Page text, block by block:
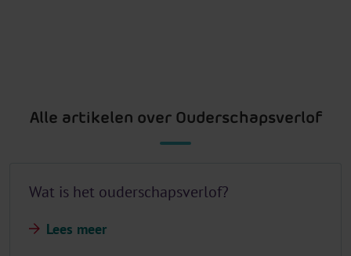
Alle artikelen over Ouderschapsverlof
Wat is het ouderschapsverlof?
Lees meer